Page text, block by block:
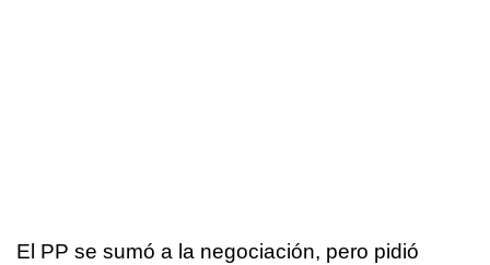
El PP se sumó a la negociación, pero pidió